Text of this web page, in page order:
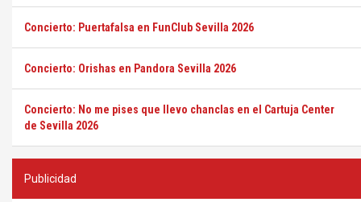
Concierto: Puertafalsa en FunClub Sevilla 2026
Concierto: Orishas en Pandora Sevilla 2026
Concierto: No me pises que llevo chanclas en el Cartuja Center
de Sevilla 2026
Publicidad